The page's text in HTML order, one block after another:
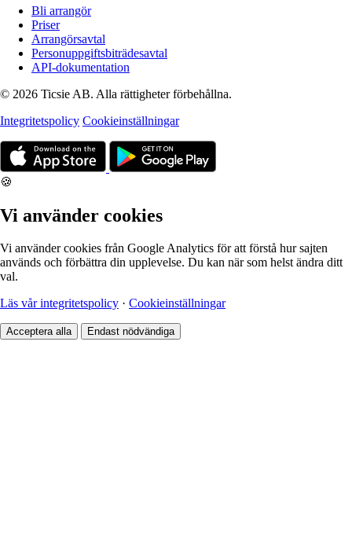
Bli arrangör
Priser
Arrangörsavtal
Personuppgiftsbiträdesavtal
API-dokumentation
© 2026 Ticsie AB. Alla rättigheter förbehållna.
Integritetspolicy Cookieinställningar
🍪
Vi använder cookies
Vi använder cookies från Google Analytics för att förstå hur sajten
används och förbättra din upplevelse. Du kan när som helst ändra ditt
val.
Läs vår integritetspolicy · Cookieinställningar
Acceptera alla Endast nödvändiga